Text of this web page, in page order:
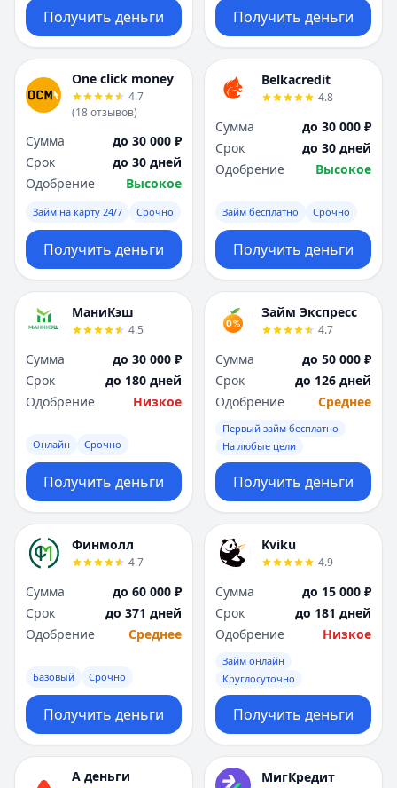
Получить деньги Получить деньги
One click money
4.7
(18отзывов)
Сумма
до 30 000 ₽
Срок
до 30 дней
Одобрение
Высокое
Займ на карту 24/7 Срочно
Получить деньги
Belkacredit
4.8
Сумма
до 30 000 ₽
Срок
до 30 дней
Одобрение
Высокое
Займ бесплатно Срочно
Получить деньги
МаниКэш
4.5
Сумма
до 30 000 ₽
Срок
до 180 дней
Одобрение
Низкое
Онлайн Срочно
Получить деньги
Займ Экспресс
4.7
Сумма
до 50 000 ₽
Срок
до 126 дней
Одобрение
Среднее
Первый займ бесплатно
На любые цели
Получить деньги
Финмолл
4.7
Сумма
до 60 000 ₽
Срок
до 371 дней
Одобрение
Среднее
Базовый Срочно
Получить деньги
Kviku
4.9
Сумма
до 15 000 ₽
Срок
до 181 дней
Одобрение
Низкое
Займ онлайн
Круглосуточно
Получить деньги
А деньги МигКредит